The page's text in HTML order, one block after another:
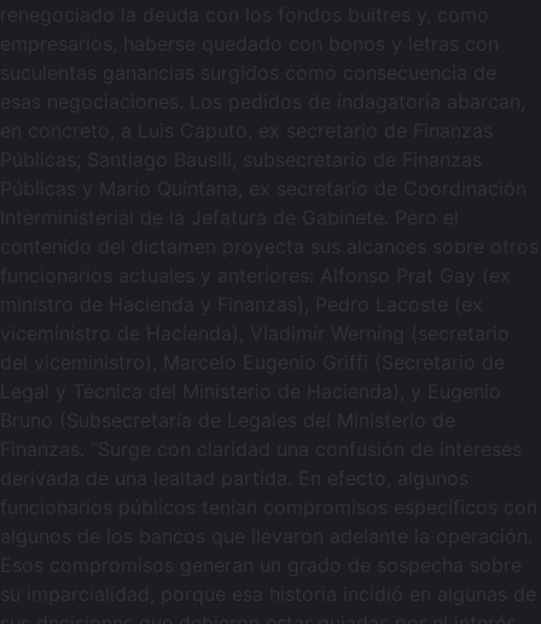
renegociado la deuda con los fondos buitres y, como
empresarios, haberse quedado con bonos y letras con
suculentas ganancias surgidos como consecuencia de
esas negociaciones. Los pedidos de indagatoria abarcan,
en concreto, a Luis Caputo, ex secretario de Finanzas
Públicas; Santiago Bausili, subsecretario de Finanzas
Públicas y Mario Quintana, ex secretario de Coordinación
Interministerial de la Jefatura de Gabinete. Pero el
contenido del dictamen proyecta sus alcances sobre otros
funcionarios actuales y anteriores: Alfonso Prat Gay (ex
ministro de Hacienda y Finanzas), Pedro Lacoste (ex
viceministro de Hacienda), Vladimir Werning (secretario
del viceministro), Marcelo Eugenio Griffi (Secretario de
Legal y Técnica del Ministerio de Hacienda), y Eugenio
Bruno (Subsecretaría de Legales del Ministerio de
Finanzas. “Surge con claridad una confusión de intereses
derivada de una lealtad partida. En efecto, algunos
funcionarios públicos tenían compromisos específicos con
algunos de los bancos que llevaron adelante la operación.
Esos compromisos generan un grado de sospecha sobre
su imparcialidad, porque esa historia incidió en algunas de